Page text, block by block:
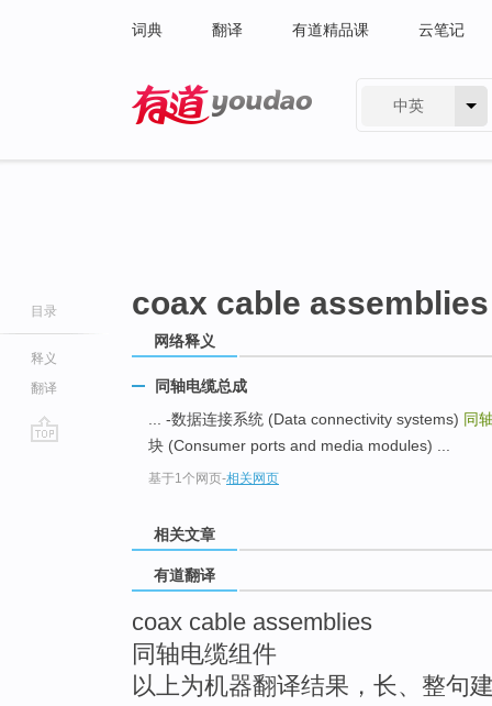
词典 翻译 有道精品课 云笔记
中英
目录
释义
翻译
coax cable assemblies
网络释义
同轴电缆总成
... -数据连接系统 (Data connectivity systems) 同
块 (Consumer ports and media modules) ...
基于1个网页-相关网页
相关文章
有道翻译
coax cable assemblies
同轴电缆组件
以上为机器翻译结果，长、整句